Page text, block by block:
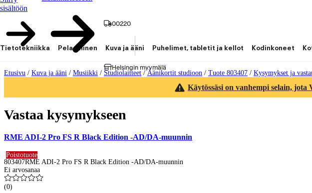
sisältöön
00220
Helsingin myymälä
Tietotekniikka Pelaaminen Kuva ja ääni Puhelimet, tabletit ja kellot Kodinkoneet
Etusivu / Kuva ja ääni / Musiikki / Studiolaitteet /Äänikortit studioon / Tuote 803407 / Kysymykset ja
Käytössäsi on vanhempi selain,
Vastaa kysymykseen
RME ADI-2 Pro FS R Black Edition -AD/DA-muunnin
Poistotuote
803407RME ADI-2 Pro FS R Black Edition -AD/DA-muunnin
Ei arvosanaa
(0)